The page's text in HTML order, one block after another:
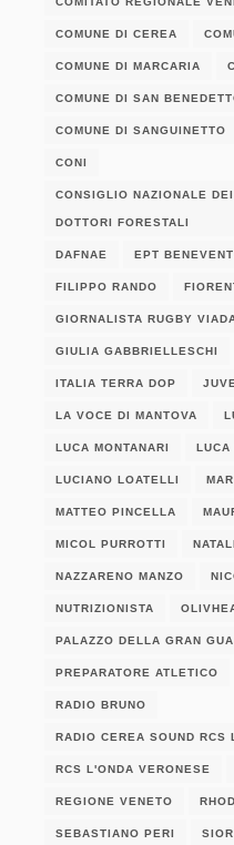
COMUNE DI CEREA
COMUNE DI MARCARIA
COMUNE DI SAN
COMUNE DI SANGUINETTO
CONI
CONSIGLIO NAZIONALE
DOTTORI FORESTALI
DAFNAE EPT
FILIPPO RANDO
GIORNALISTA RUGBY
GIULIA GABBRIELLESCHI
ITALIA TERRA DOP
LA VOCE DI MANTOVA
LUCA MONTANARI LUCA
LUCIANO LOATELLI
MATTEO PINCELLA
MICOL PURROTTI
NAZZARENO MANZO
NUTRIZIONISTA
PALAZZO DELLA GRAN
PREPARATORE ATLETICO
RADIO BRUNO
RADIO CEREA SOUND RCS
RCS L'ONDA VERONESE
REGIONE VENETO
SEBASTIANO PERI